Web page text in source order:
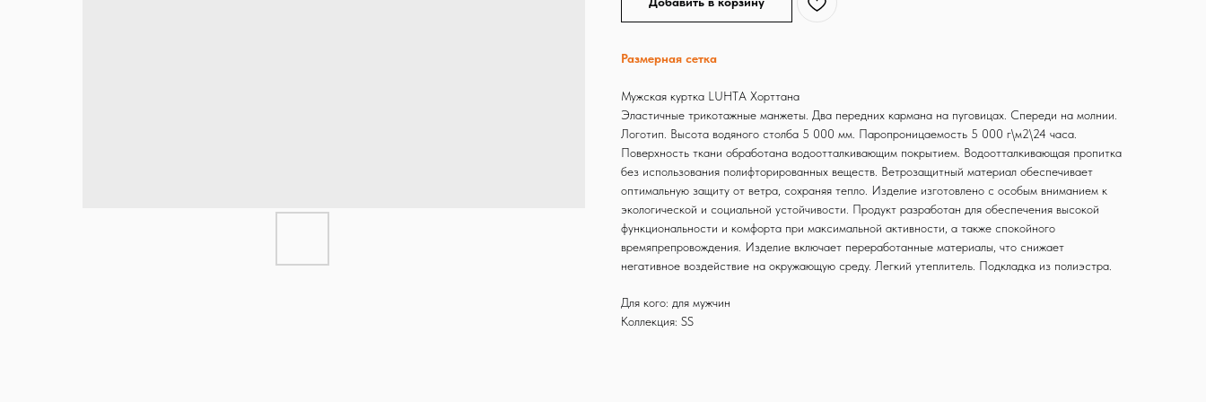
Размерная сетка
Мужская куртка LUHTA Хорттана
Эластичные трикотажные манжеты. Два передних кармана на пуговицах. Спереди на молнии.
Логотип. Высота водяного столба 5 000 мм. Паропроницаемость 5 000 г\м2\24 часа.
Поверхность ткани обработана водоотталкивающим покрытием. Водоотталкивающая пропитка
без использования полифторированных веществ. Ветрозащитный материал обеспечивает
оптимальную защиту от ветра, сохраняя тепло. Изделие изготовлено с особым вниманием к
экологической и социальной устойчивости. Продукт разработан для обеспечения высокой
функциональности и комфорта при максимальной активности, а также спокойного
времяпрепровождения. Изделие включает переработанные материалы, что снижает
негативное воздействие на окружающую среду. Легкий утеплитель. Подкладка из полиэстра.
Для кого: для мужчин
Коллекция: SS